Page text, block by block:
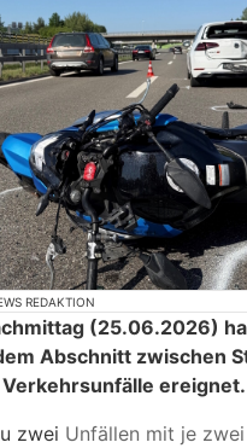
REDAKTION
(25.06.2026)
Abschnitt zwischen
Verkehrsunfälle ereignet.
zwei Unfällen mit je